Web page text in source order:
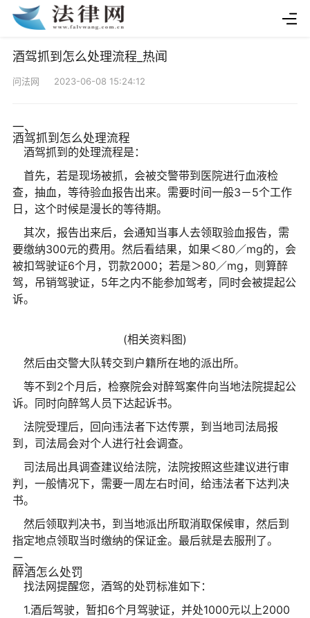
酒驾抓到怎么处理流程_热闻
问法网 2023-06-08 15:24:12
一、
酒驾抓到怎么处理流程
酒驾抓到的处理流程是：
首先，若是现场被抓，会被交警带到医院进行血液检
查，抽血，等待验血报告出来。需要时间一般3－5个工作
日，这个时候是漫长的等待期。
其次，报告出来后，会通知当事人去领取验血报告，需
要缴纳300元的费用。然后看结果，如果＜80／mg的，会
被扣驾驶证6个月，罚款2000；若是＞80／mg，则算醉
驾，吊销驾驶证，5年之内不能参加驾考，同时会被提起公
诉。
(相关资料图)
然后由交警大队转交到户籍所在地的派出所。
等不到2个月后，检察院会对醉驾案件向当地法院提起公
诉。同时向醉驾人员下达起诉书。
法院受理后，回向违法者下达传票，到当地司法局报
到，司法局会对个人进行社会调查。
司法局出具调查建议给法院，法院按照这些建议进行审
判，一般情况下，需要一周左右时间，给违法者下达判决
书。
然后领取判决书，到当地派出所取消取保候审，然后到
指定地点领取当时缴纳的保证金。最后就是去服刑了。
二、
醉酒怎么处罚
找法网提醒您，酒驾的处罚标准如下：
1.酒后驾驶，暂扣6个月驾驶证，并处1000元以上2000